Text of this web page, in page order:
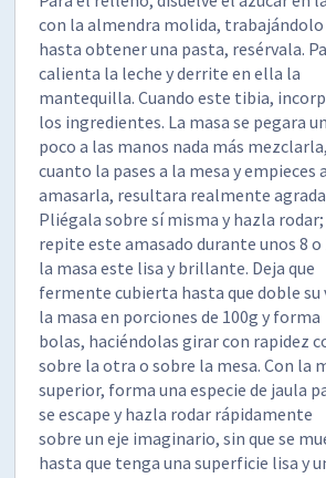
con la almendra molida, trabajándolo
hasta obtener una pasta, resérvala.
calienta la leche y derrite en ella la
mantequilla. Cuando este tibia,
los ingredientes. La masa se pegara un
poco a las manos nada más
cuanto la pases a la mesa y empieces a
amasarla, resultara realmente
Pliégala sobre sí misma y hazla rodar;
repite este amasado durante unos 8 o
la masa este lisa y brillante. Deja que
fermente cubierta hasta que doble su
la masa en porciones de 100g y forma
bolas, haciéndolas girar con rapidez
sobre la otra o sobre la mesa. Con la
superior, forma una especie de jaula
se escape y hazla rodar rápidamente
sobre un eje imaginario, sin que se
hasta que tenga una superficie lisa y